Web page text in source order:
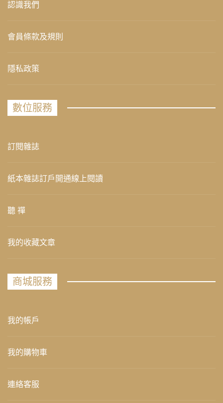
認識我們
會員條款及規則
隱私政策
數位服務
訂閱雜誌
紙本雜誌訂戶開通線上閱讀
聽 禪
我的收藏文章
商城服務
我的帳戶
我的購物車
連絡客服